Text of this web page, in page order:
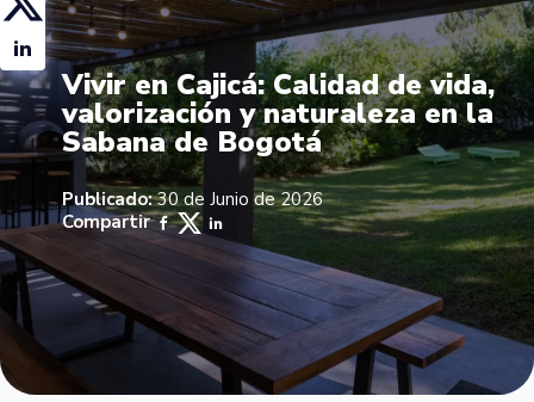
Vivir en Cajicá: Calidad de vida,
valorización y naturaleza en la
Sabana de Bogotá
Publicado:30 de Junio de 2026
Compartir